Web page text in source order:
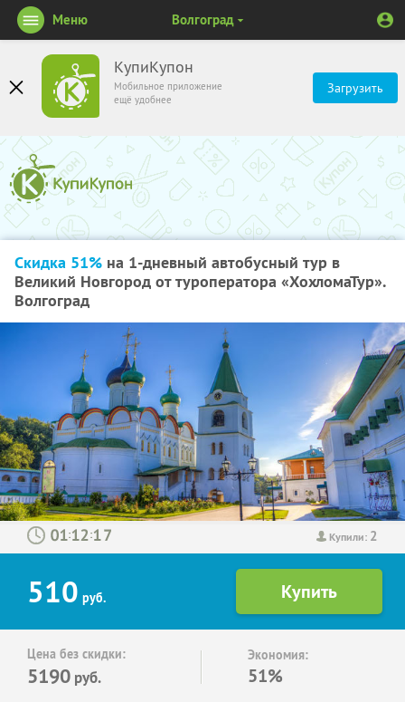
КупиКупон
Мобильное приложение
ещё удобнее
Загрузить
Меню Волгоград
Скидка 51% на 1-дневный автобусный тур в
Великий Новгород от туроператора «ХохломаТур».
Волгоград
Купили: 2
: :
510 руб.
Цена без скидки:
5190 руб.
Экономия:
51%